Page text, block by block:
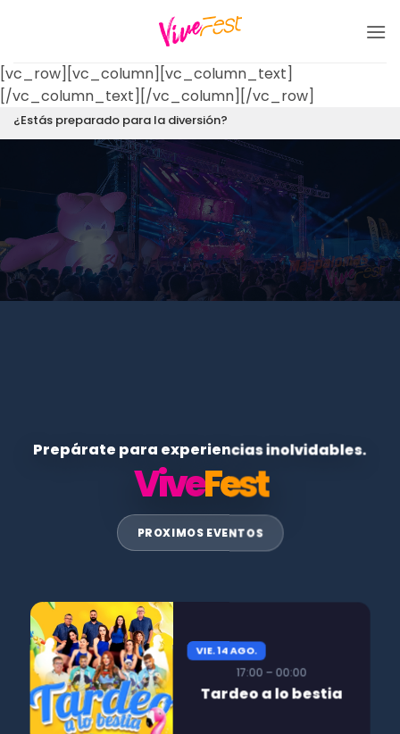
[vc_row][vc_column][vc_column_text]
[/vc_column_text][/vc_column][/vc_row]
¿Estás preparado para la diversión?
Prepárate para experiencias inolvidables.
ViveFest
PROXIMOS EVENTOS
VIE. 14 AGO.
17:00 – 00:00
Tardeo a lo bestia